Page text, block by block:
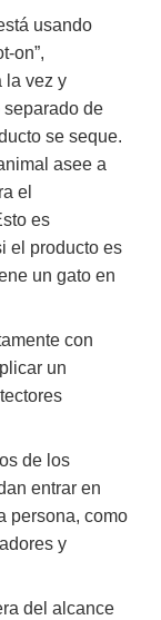
usando
on”,
la vez y
separado de
se seque.
asee a
el
es
el producto es
un gato en
con
un
de los
entrar en
persona, como
y
del alcance